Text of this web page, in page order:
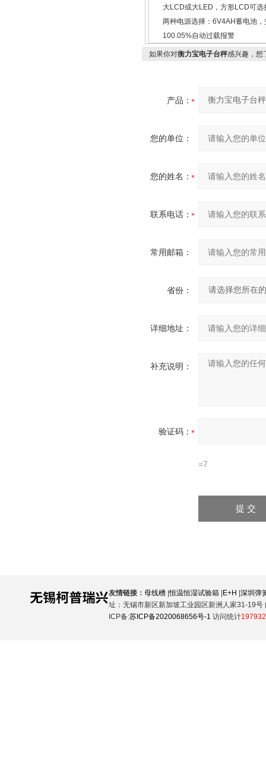
大LCD或大LED，方形LCD可选
两种电源选择：6V4AH蓄电池，
100.05%自动过载报警
如果你对衡力宝电子台秤感兴趣，想
产品：
您的单位：
您的姓名：
联系电话：
常用邮箱：
省份：
详细地址：
补充说明：
验证码：
=7
友情链接： 母线槽 |恒温恒湿试验箱 E+H 深圳弹
址：无锡市新区新加坡工业园区新洲人家31-19号
ICP备:苏ICP备2020068656号-1 访问统计197932